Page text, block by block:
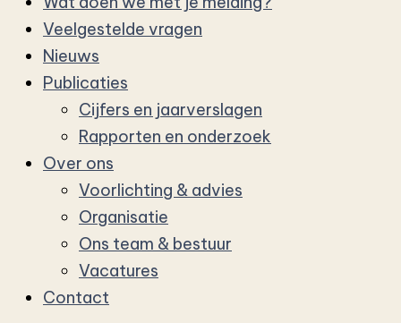
Veelgestelde vragen
Nieuws
Publicaties
Cijfers en jaarverslagen
Rapporten en onderzoek
Over ons
Voorlichting & advies
Organisatie
Ons team & bestuur
Vacatures
Contact